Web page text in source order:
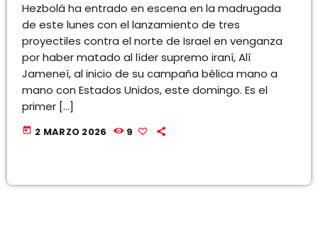
Hezbolá ha entrado en escena en la madrugada
de este lunes con el lanzamiento de tres
proyectiles contra el norte de Israel en venganza
por haber matado al líder supremo iraní, Alí
Jameneí, al inicio de su campaña bélica mano a
mano con Estados Unidos, este domingo. Es el
primer […]
today 2 MARZO 2026 9